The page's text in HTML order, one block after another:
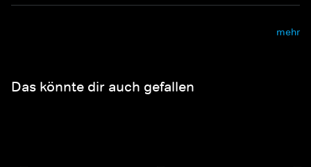
mehr
Das könnte dir auch gefallen